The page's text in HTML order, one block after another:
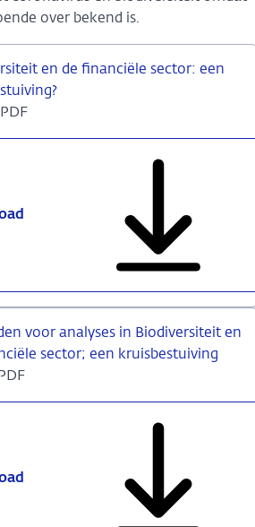
over bekend is.
en de financiële sector: een
kruisbestuiving?
voor analyses in Biodiversiteit en
sector; een kruisbestuiving